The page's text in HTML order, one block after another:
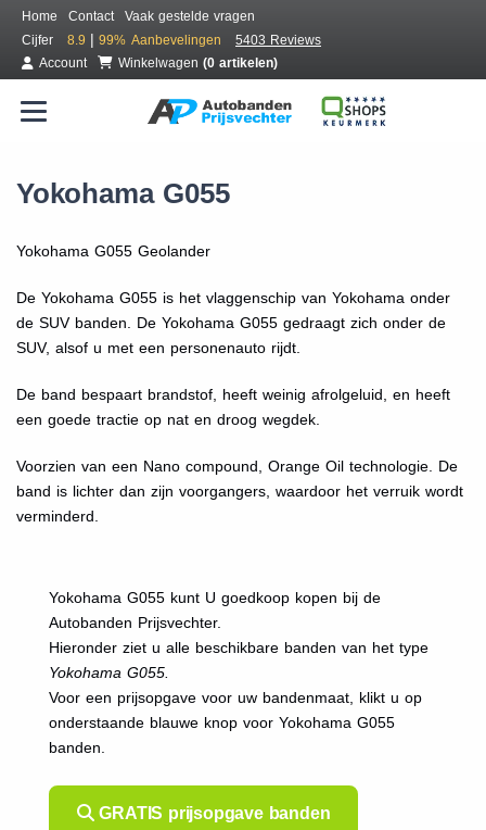
Home Contact
Vaak gestelde vragen
Cijfer
8.9 | 99% Aanbevelingen
5403 Reviews
Account
Winkelwagen (0 artikelen)
Yokohama G055
Yokohama G055 Geolander
De Yokohama G055 is het vlaggenschip van Yokohama onder
de SUV banden. De Yokohama G055 gedraagt zich onder de
SUV, alsof u met een personenauto rijdt.
De band bespaart brandstof, heeft weinig afrolgeluid, en heeft
een goede tractie op nat en droog wegdek.
Voorzien van een Nano compound, Orange Oil technologie. De
band is lichter dan zijn voorgangers, waardoor het verruik wordt
verminderd.
Yokohama G055 kunt U goedkoop kopen bij de
Autobanden Prijsvechter.
Hieronder ziet u alle beschikbare banden van het type
Yokohama G055.
Voor een prijsopgave voor uw bandenmaat, klikt u op
onderstaande blauwe knop voor Yokohama G055
banden.
GRATIS prijsopgave banden